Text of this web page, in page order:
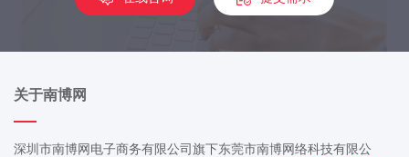
关于南博网
深圳市南博网电子商务有限公司旗下东莞市南博网络科技有限公